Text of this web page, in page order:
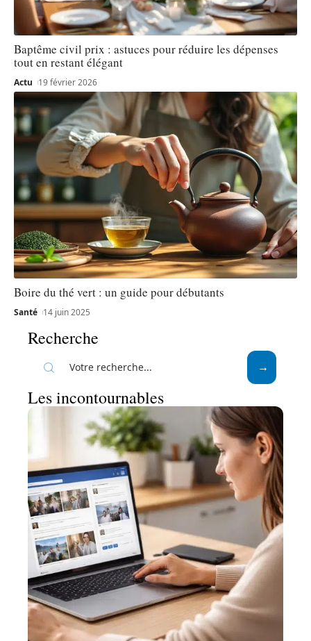
Baptême civil prix : astuces pour réduire les dépenses
tout en restant élégant
Actu 19 février 2026
Boire du thé vert : un guide pour débutants
Santé 14 juin 2025
Recherche
Les incontournables